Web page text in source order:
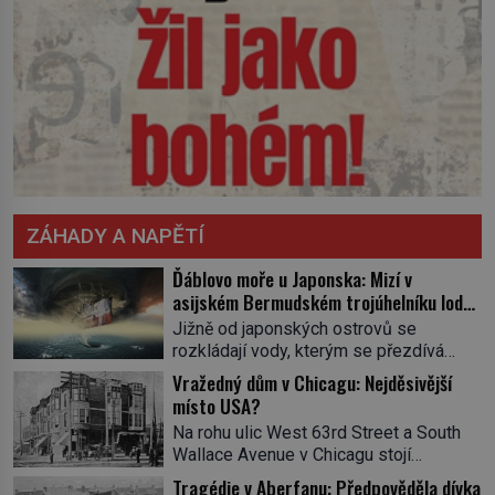
ZÁHADY A NAPĚTÍ
Ďáblovo moře u Japonska: Mizí v
asijském Bermudském trojúhelníku lodě
ve spárech neznámé síly?
Jižně od japonských ostrovů se
rozkládají vody, kterým se přezdívá
Ďáblovo moře. Vypráví se o lodích
mizejících beze stopy, podivných
světlech, zrádných proudech i mořských
dracích, kteří měli tyto končiny střežit už
v dávných legendách. Je tichomořský
Dračí trojúhelník skutečně prokletým
Vražedný dům v Chicagu: Nejděsivější
místo USA?
Na rohu ulic West 63rd Street a South
Wallace Avenue v Chicagu stojí
nenápadná pošta. Nemá žádný speciální
Tragédie v Aberfanu: Předpověděla dívka